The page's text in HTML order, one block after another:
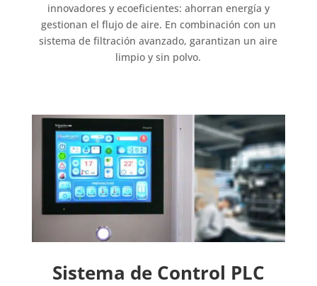
innovadores y ecoeficientes: ahorran energía y
gestionan el flujo de aire. En combinación con un
sistema de filtración avanzado, garantizan un aire
limpio y sin polvo.
Sistema de Control PLC